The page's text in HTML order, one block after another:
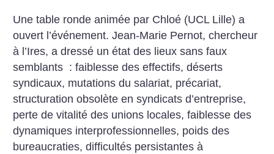
Une table ronde animée par Chloé (UCL Lille) a
ouvert l’événement. Jean-Marie Pernot, chercheur
à l’Ires, a dressé un état des lieux sans faux
semblants : faiblesse des effectifs, déserts
syndicaux, mutations du salariat, précariat,
structuration obsolète en syndicats d’entreprise,
perte de vitalité des unions locales, faiblesse des
dynamiques interprofessionnelles, poids des
bureaucraties, difficultés persistantes à